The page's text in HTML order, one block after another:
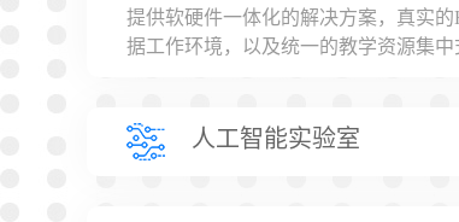
提供软硬件一体化的解决方案，真实的
据工作环境，以及统一的教学资源集中
人工智能实验室